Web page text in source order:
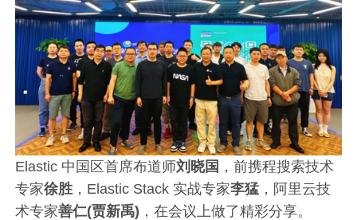
Elastic 中国区首席布道师刘晓国 ，前携程搜索技术
专家徐胜 ，Elastic Stack 实战专家李猛 ，阿里云技
术专家善仁(贾新禹) ，在会议上做了精彩分享。